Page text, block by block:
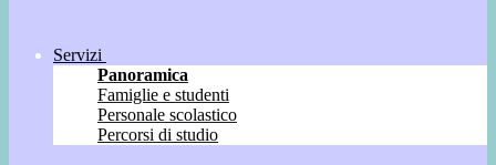
Servizi
Panoramica
Famiglie e studenti
Personale scolastico
Percorsi di studio